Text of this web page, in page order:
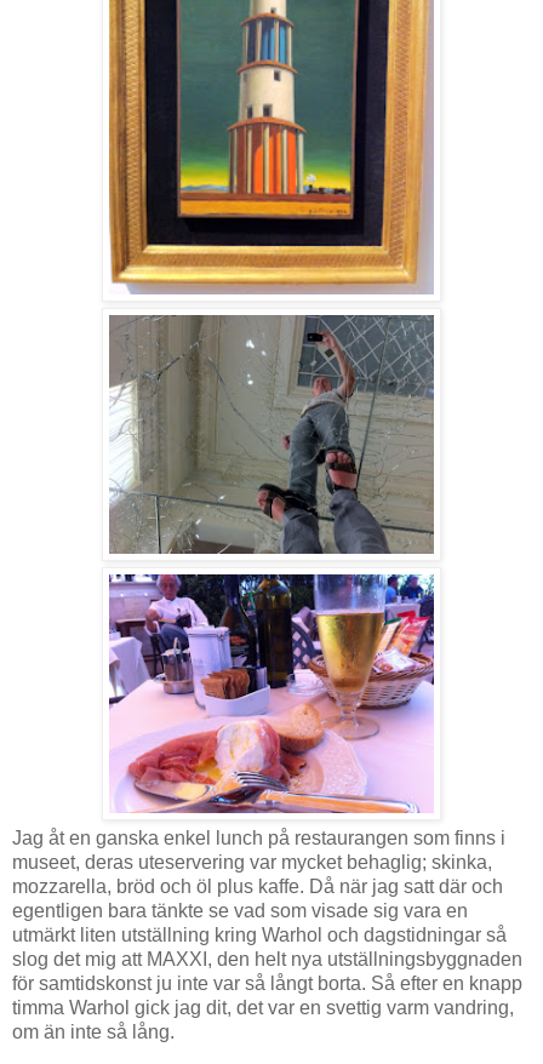
Jag åt en ganska enkel lunch på restaurangen som finns i
museet, deras uteservering var mycket behaglig; skinka,
mozzarella, bröd och öl plus kaffe. Då när jag satt där och
egentligen bara tänkte se vad som visade sig vara en
utmärkt liten utställning kring Warhol och dagstidningar så
slog det mig att MAXXI, den helt nya utställningsbyggnaden
för samtidskonst ju inte var så långt borta. Så efter en knapp
timma Warhol gick jag dit, det var en svettig varm vandring,
om än inte så lång.